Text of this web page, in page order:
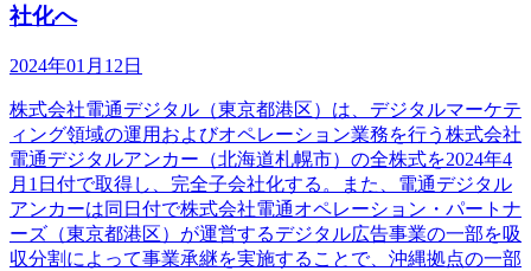
社化へ
2024年01月12日
株式会社電通デジタル（東京都港区）は、デジタルマーケテ
ィング領域の運用およびオペレーション業務を行う株式会社
電通デジタルアンカー（北海道札幌市）の全株式を2024年4
月1日付で取得し、完全子会社化する。また、電通デジタル
アンカーは同日付で株式会社電通オペレーション・パートナ
ーズ（東京都港区）が運営するデジタル広告事業の一部を吸
収分割によって事業承継を実施することで、沖縄拠点の一部